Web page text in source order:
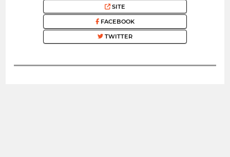
SITE
FACEBOOK
TWITTER